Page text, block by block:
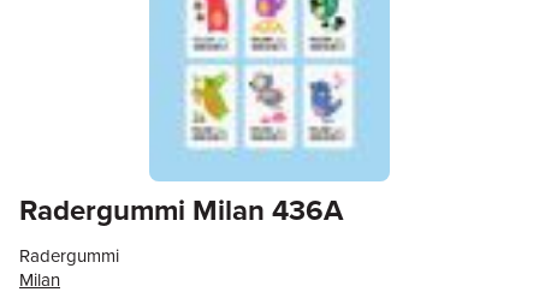
Radergummi Milan 436A
Radergummi
Milan